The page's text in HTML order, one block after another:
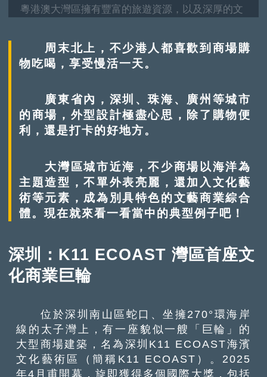
粵港澳大灣區擁有豐富的旅遊資源，以及深厚的文
將以主題盤點形式，帶大家「雲遊」大灣區。
周末北上，不少港人都喜歡到商場購
物吃喝，享受慢活一天。
廣東省內，深圳、珠海、廣州等城市
的商場，外型設計極盡心思，除了購物便
利，還是打卡的好地方。
大灣區城市近海，不少商場以海洋為
主題造型，不單外表亮麗，還加入文化藝
術等元素，成為別具特色的文藝商業綜合
體。現在就來看一看當中的典型例子吧！
深圳：K11 ECOAST 灣區首座文
化商業巨輪
位於深圳南山區蛇口、坐擁270°環海岸
線的太子灣上，有一座貌似一艘「巨輪」的
大型商場建築，名為深圳K11 ECOAST海濱
文化藝術區（簡稱K11 ECOAST）。2025
年4月甫開幕，旋即獲得多個國際大獎，包括